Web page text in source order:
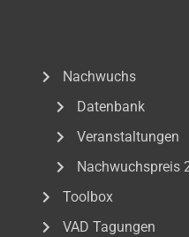
Nachwuchs
Datenbank
Veranstaltungen
Nachwuchspreis
Toolbox
VAD Tagungen